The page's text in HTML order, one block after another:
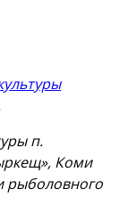
п.
Коми
рыболовного